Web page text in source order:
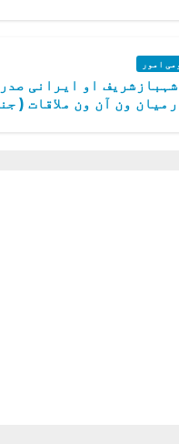
امور
شہبازشریف او ایرانی
ون آن ون ملاقات (